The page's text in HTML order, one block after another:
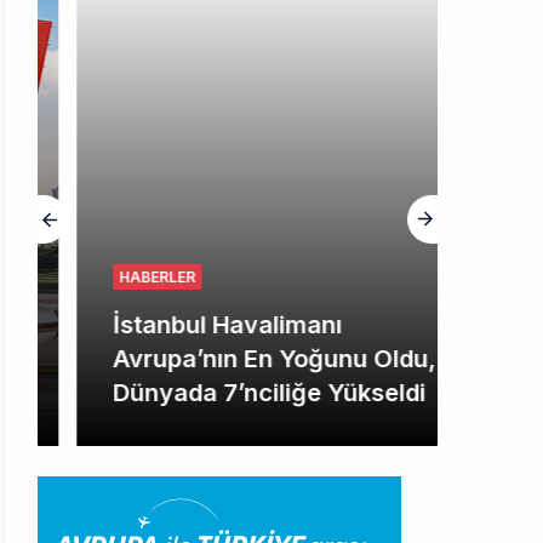
HABERLER
İstanbul Havalimanı
Avrupa’nın En Yoğunu Oldu,
Dünyada 7’nciliğe Yükseldi